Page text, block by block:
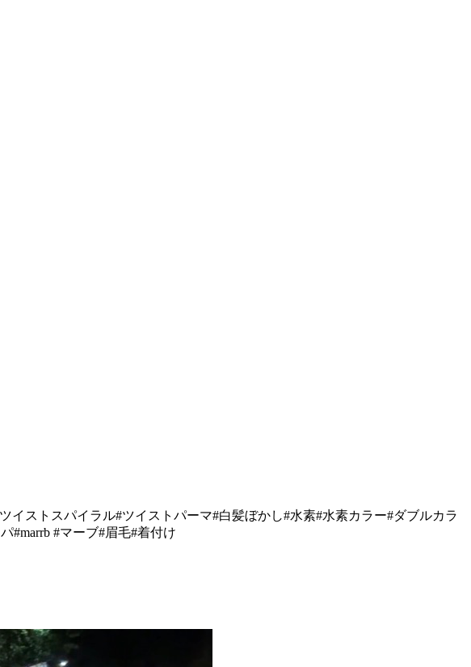
ストスパイラル#ツイストパーマ#白髪ぼかし#水素#水素カラー#ダブルカラ
#marrb #マーブ#眉毛#着付け